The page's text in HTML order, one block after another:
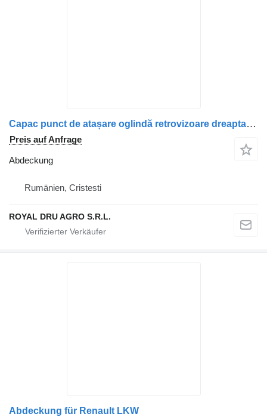
Capac punct de atașare oglindă retrovizoare dreapta jos Abdeckung für Renault LKW
Preis auf Anfrage
Abdeckung
Rumänien, Cristesti
ROYAL DRU AGRO S.R.L.
Abdeckung für Renault LKW